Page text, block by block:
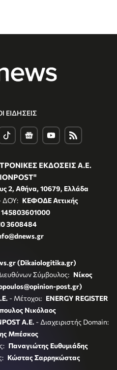
ΕΙΔΗΣΕΙΣ
ΕΚΔΟΣΕΙΣ Α.Ε.
2, Αθήνα, 10679, Ελλάδα
ΔΟΥ: ΚΕΦΟΔΕ Αττικής
145803601000
3608484
(Dikaiologitika.gr)
Σύμβουλος: Νίκος
post.gr)
- Μέτοχοι: ENERGY REGISTER
Νικόλαος
A.E. - Διαχειριστής Domain:
Μπέσκος
Παναγιώτης Ευθυμιάδης
Κώστας Σαρρηκώστας